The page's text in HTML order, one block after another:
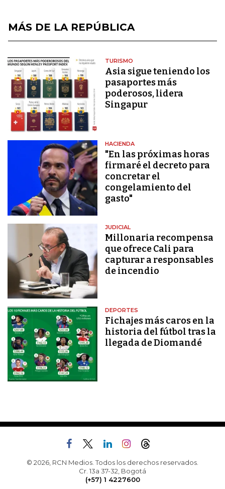
MÁS DE LA REPÚBLICA
TURISMO
Asia sigue teniendo los
pasaportes más
poderosos, lidera
Singapur
HACIENDA
"En las próximas horas
firmaré el decreto para
concretar el
congelamiento del
gasto"
JUDICIAL
Millonaria recompensa
que ofrece Cali para
capturar a responsables
de incendio
DEPORTES
Fichajes más caros en la
historia del fútbol tras la
llegada de Diomandé
© 2026, RCN Medios. Todos los derechos reservados.
Cr. 13a 37-32, Bogotá
(+57) 1 4227600